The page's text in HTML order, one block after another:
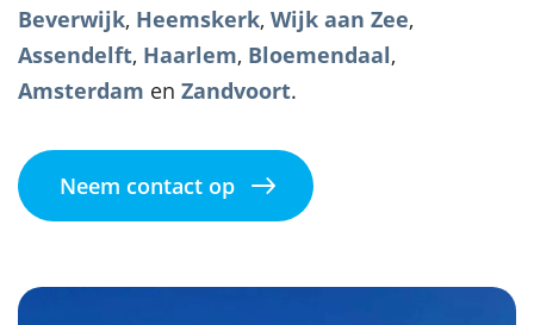
Beverwijk, Heemskerk, Wijk aan Zee,
Assendelft, Haarlem, Bloemendaal,
Amsterdam en Zandvoort.
Neem contact op